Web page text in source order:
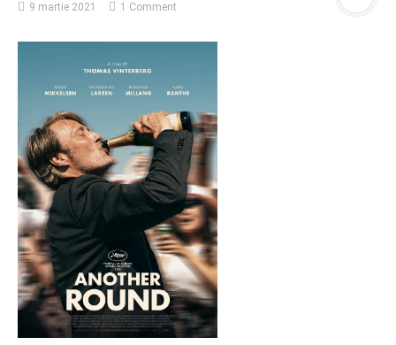
9 martie 2021 1 Comment